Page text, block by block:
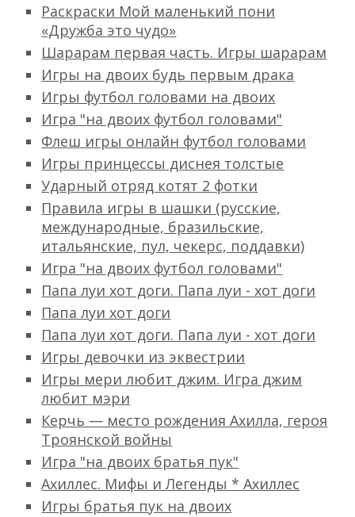
Раскраски Мой маленький пони
«Дружба это чудо»
Шарарам первая часть. Игры шарарам
Игры на двоих будь первым драка
Игры футбол головами на двоих
Игра "на двоих футбол головами"
Флеш игры онлайн футбол головами
Игры принцессы диснея толстые
Ударный отряд котят 2 фотки
Правила игры в шашки (русские,
международные, бразильские,
итальянские, пул, чекерс, поддавки)
Игра "на двоих футбол головами"
Папа луи хот доги. Папа луи - хот доги
Папа луи хот доги
Папа луи хот доги. Папа луи - хот доги
Игры девочки из эквестрии
Игры мери любит джим. Игра джим
любит мэри
Керчь — место рождения Ахилла, героя
Троянской войны
Игра "на двоих братья пук"
Ахиллес. Мифы и Легенды * Ахиллес
Игры братья пук на двоих